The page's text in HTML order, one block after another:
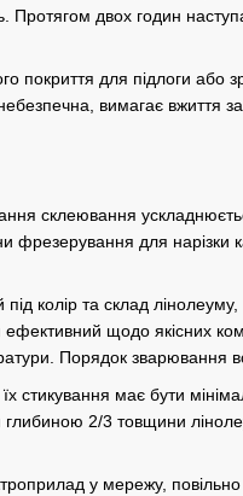
двох годин
покриття для підлоги або
вимагає вжиття
склеювання
для нарізки
колір та склад
щодо якісних
Порядок зварювання
стикування має бути
глибиною 2/3 товщини
у мережу, повільно